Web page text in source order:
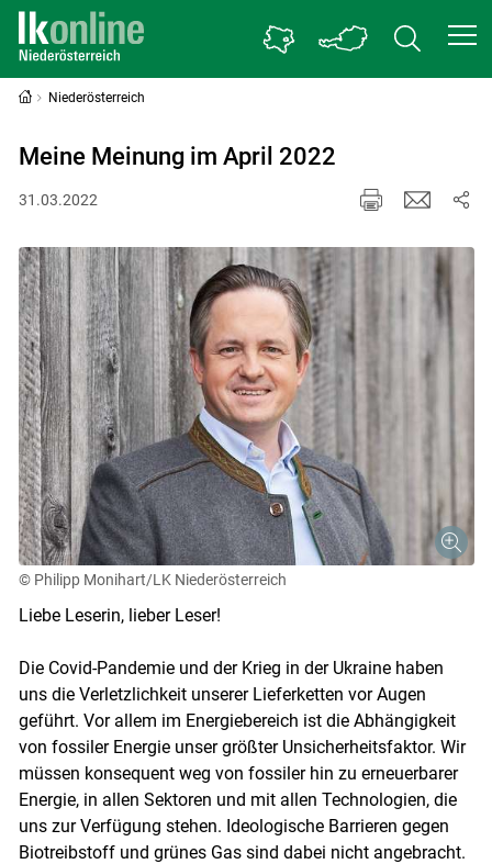
Niederösterreich
Meine Meinung im April 2022
31.03.2022
© Philipp Monihart/LK Niederösterreich
Liebe Leserin, lieber Leser!
Die Covid-Pandemie und der Krieg in der Ukraine haben
uns die Verletzlichkeit unserer Lieferketten vor Augen
geführt. Vor allem im Energiebereich ist die Abhängigkeit
von fossiler Energie unser größter Unsicherheitsfaktor. Wir
müssen konsequent weg von fossiler hin zu erneuerbarer
Energie, in allen Sektoren und mit allen Technologien, die
uns zur Verfügung stehen. Ideologische Barrieren gegen
Biotreibstoff und grünes Gas sind dabei nicht angebracht.